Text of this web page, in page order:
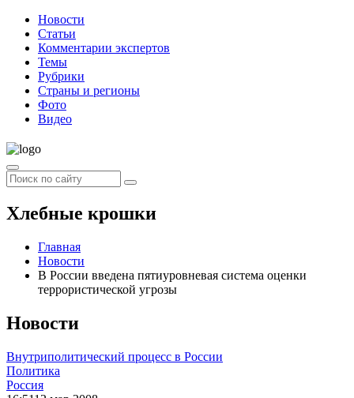
Новости
Статьи
Комментарии экспертов
Темы
Рубрики
Страны и регионы
Фото
Видео
Хлебные крошки
Главная
Новости
В России введена пятиуровневая система оценки
террористической угрозы
Новости
Внутриполитический процесс в России
Политика
Россия